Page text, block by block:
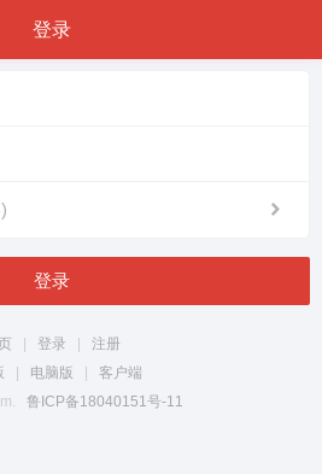
登录
登录
登录
注册
电脑版
客户端
鲁ICP备18040151号-11